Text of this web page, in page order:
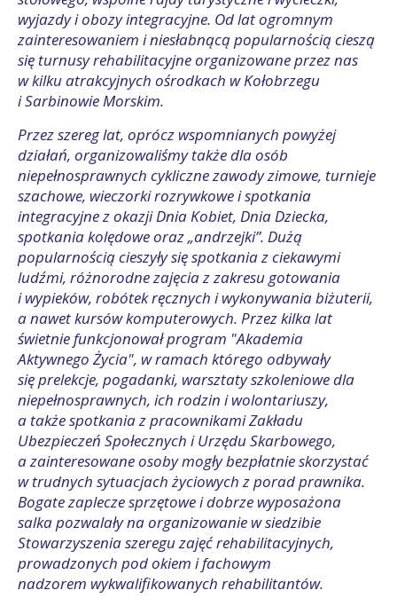
wyjazdy i obozy integracyjne. Od lat ogromnym
zainteresowaniem i niesłabnącą popularnością cieszą
się turnusy rehabilitacyjne organizowane przez nas
w kilku atrakcyjnych ośrodkach w Kołobrzegu
i Sarbinowie Morskim.
Przez szereg lat, oprócz wspomnianych powyżej
działań, organizowaliśmy także dla osób
niepełnosprawnych cykliczne zawody zimowe, turnieje
szachowe, wieczorki rozrywkowe i spotkania
integracyjne z okazji Dnia Kobiet, Dnia Dziecka,
spotkania kolędowe oraz „andrzejki”. Dużą
popularnością cieszyły się spotkania z ciekawymi
ludźmi, różnorodne zajęcia z zakresu gotowania
i wypieków, robótek ręcznych i wykonywania biżuterii,
a nawet kursów komputerowych. Przez kilka lat
świetnie funkcjonował program "Akademia
Aktywnego Życia", w ramach którego odbywały
się prelekcje, pogadanki, warsztaty szkoleniowe dla
niepełnosprawnych, ich rodzin i wolontariuszy,
a także spotkania z pracownikami Zakładu
Ubezpieczeń Społecznych i Urzędu Skarbowego,
a zainteresowane osoby mogły bezpłatnie skorzystać
w trudnych sytuacjach życiowych z porad prawnika.
Bogate zaplecze sprzętowe i dobrze wyposażona
salka pozwalały na organizowanie w siedzibie
Stowarzyszenia szeregu zajęć rehabilitacyjnych,
prowadzonych pod okiem i fachowym
nadzorem wykwalifikowanych rehabilitantów.